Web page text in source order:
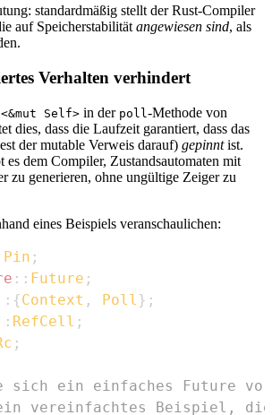
standardmäßig stellt der Rust-Compiler
auf Speicherstabilität angewiesen sind, als
Verhalten verhindert
Self> in der poll -Methode von
dies, dass die Laufzeit garantiert, dass das
der mutable Verweis darauf) gepinntist.
es dem Compiler, Zustandsautomaten mit
zu generieren, ohne ungültige Zeiger zu
eines Beispiels veranschaulichen:
Pin ;
:: Future ;
{Context , Poll } ;
RefCell ;
;
ein einfaches Future
vereinfachtes Beispiel, die